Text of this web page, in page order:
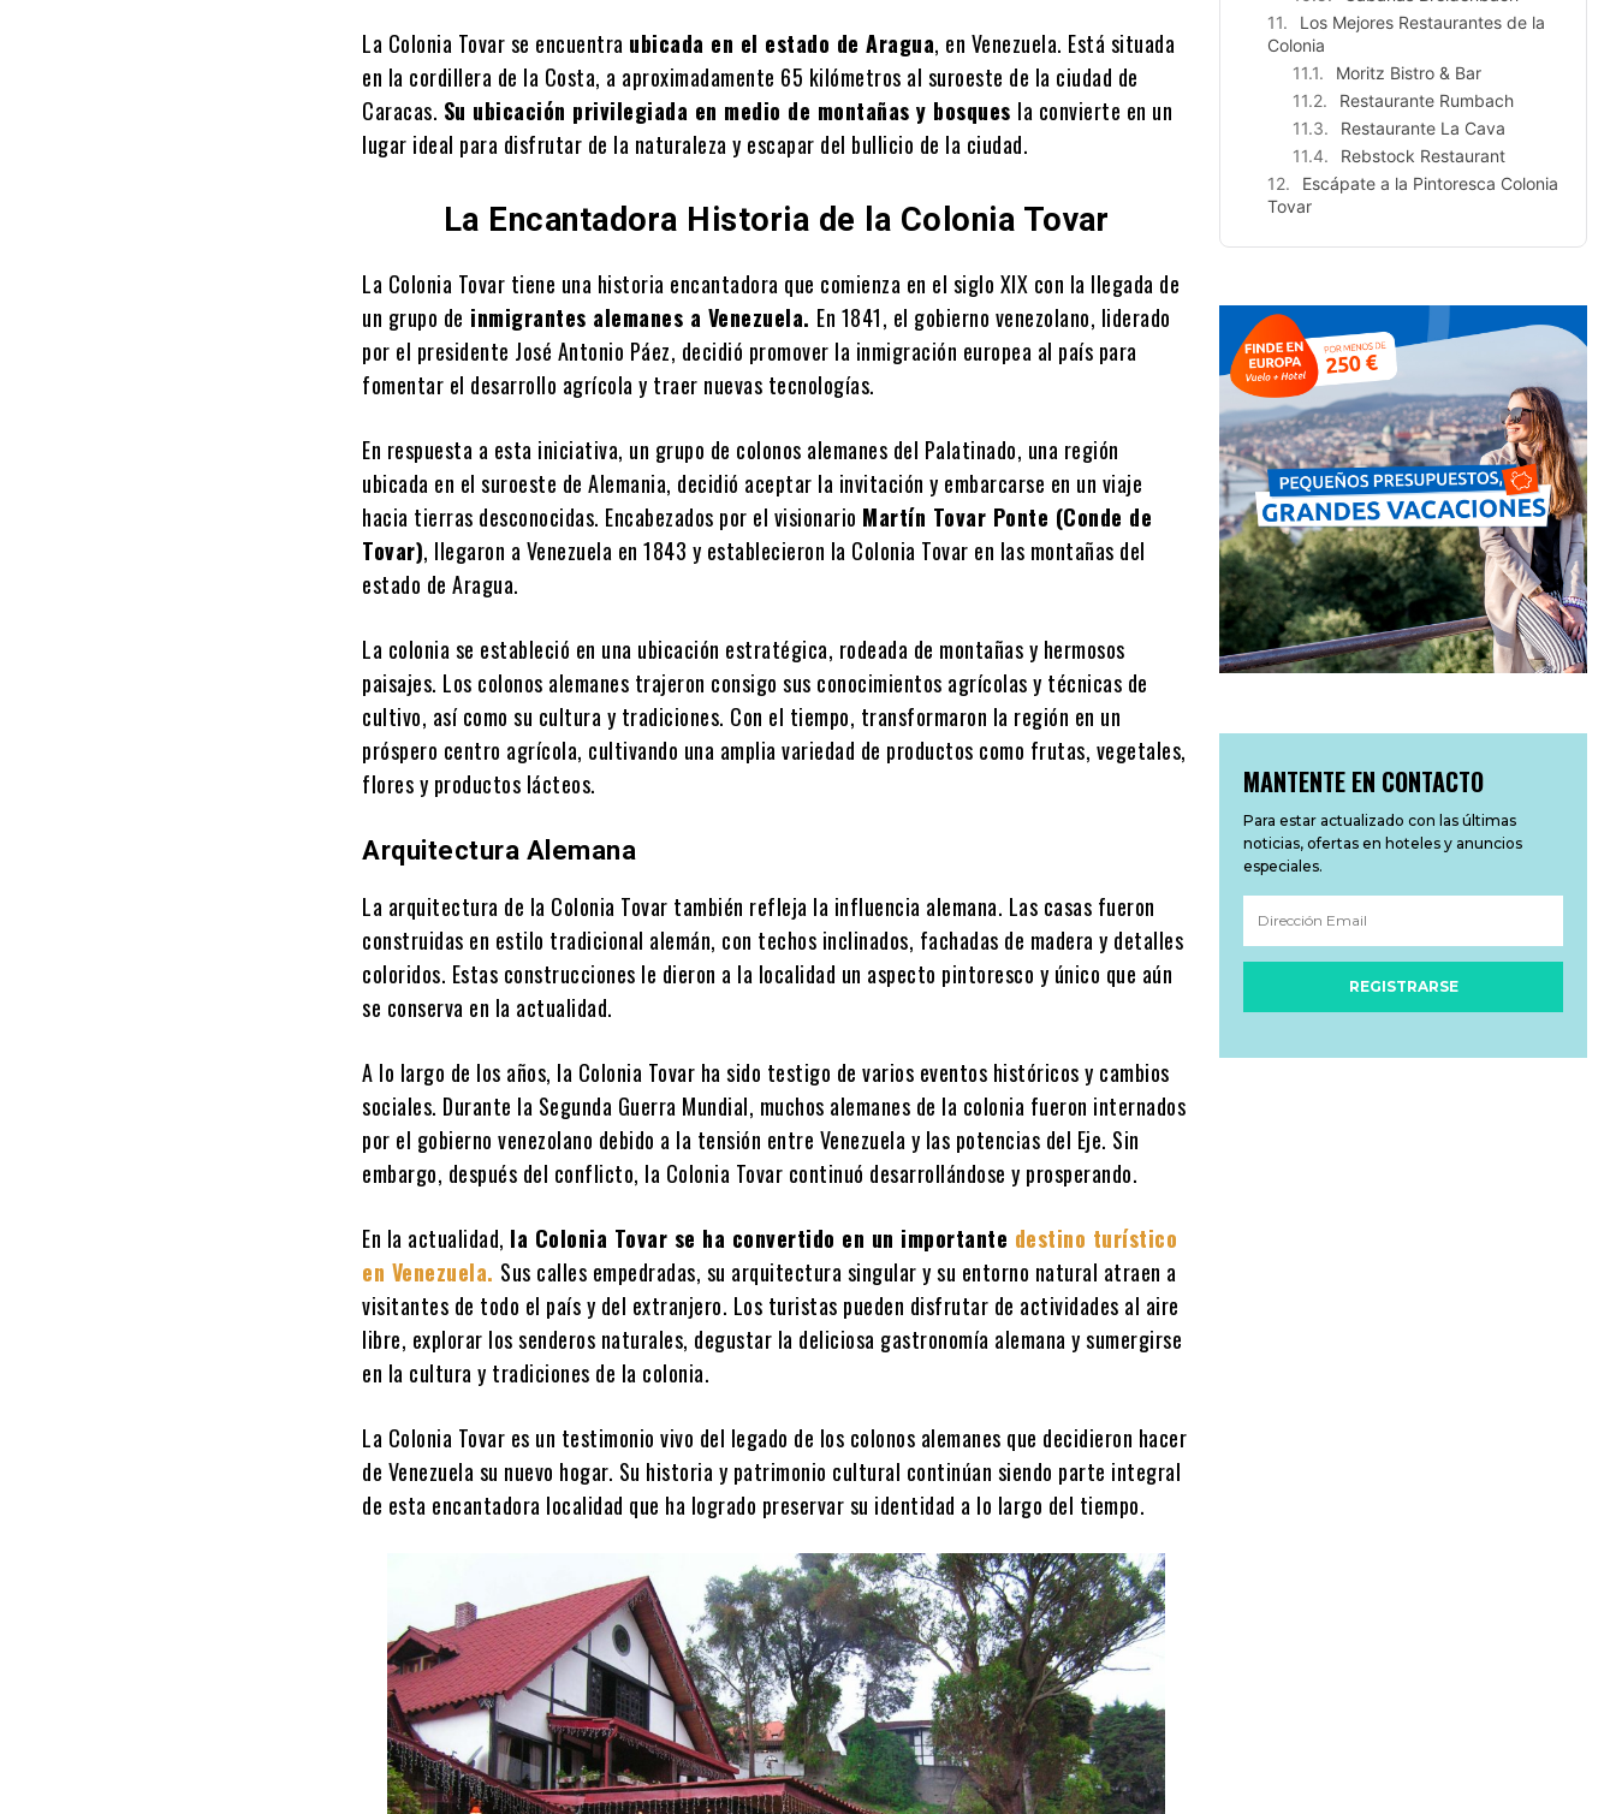
La Colonia Tovar se encuentra ubicada en el estado de Aragua, en Venezuela. Está situada
en la cordillera de la Costa, a aproximadamente 65 kilómetros al suroeste de la ciudad de
Caracas. Su ubicación privilegiada en medio de montañas y bosques la convierte en un
lugar ideal para disfrutar de la naturaleza y escapar del bullicio de la ciudad.
La Encantadora Historia de la Colonia Tovar
La Colonia Tovar tiene una historia encantadora que comienza en el siglo XIX con la llegada de
un grupo de inmigrantes alemanes a Venezuela. En 1841, el gobierno venezolano, liderado
por el presidente José Antonio Páez, decidió promover la inmigración europea al país para
fomentar el desarrollo agrícola y traer nuevas tecnologías.
En respuesta a esta iniciativa, un grupo de colonos alemanes del Palatinado, una región
ubicada en el suroeste de Alemania, decidió aceptar la invitación y embarcarse en un viaje
hacia tierras desconocidas. Encabezados por el visionario Martín Tovar Ponte (Conde de
Tovar), llegaron a Venezuela en 1843 y establecieron la Colonia Tovar en las montañas del
estado de Aragua.
La colonia se estableció en una ubicación estratégica, rodeada de montañas y hermosos
paisajes. Los colonos alemanes trajeron consigo sus conocimientos agrícolas y técnicas de
cultivo, así como su cultura y tradiciones. Con el tiempo, transformaron la región en un
próspero centro agrícola, cultivando una amplia variedad de productos como frutas, vegetales,
flores y productos lácteos.
Arquitectura Alemana
La arquitectura de la Colonia Tovar también refleja la influencia alemana. Las casas fueron
construidas en estilo tradicional alemán, con techos inclinados, fachadas de madera y detalles
coloridos. Estas construcciones le dieron a la localidad un aspecto pintoresco y único que aún
se conserva en la actualidad.
A lo largo de los años, la Colonia Tovar ha sido testigo de varios eventos históricos y cambios
sociales. Durante la Segunda Guerra Mundial, muchos alemanes de la colonia fueron internados
por el gobierno venezolano debido a la tensión entre Venezuela y las potencias del Eje. Sin
embargo, después del conflicto, la Colonia Tovar continuó desarrollándose y prosperando.
En la actualidad, la Colonia Tovar se ha convertido en un importante destino turístico
en Venezuela. Sus calles empedradas, su arquitectura singular y su entorno natural atraen a
visitantes de todo el país y del extranjero. Los turistas pueden disfrutar de actividades al aire
libre, explorar los senderos naturales, degustar la deliciosa gastronomía alemana y sumergirse
en la cultura y tradiciones de la colonia.
La Colonia Tovar es un testimonio vivo del legado de los colonos alemanes que decidieron hacer
de Venezuela su nuevo hogar. Su historia y patrimonio cultural continúan siendo parte integral
de esta encantadora localidad que ha logrado preservar su identidad a lo largo del tiempo.
Los Mejores Restaurantes de la
Colonia
Moritz Bistro & Bar
Restaurante Rumbach
Restaurante La Cava
Rebstock Restaurant
Escápate a la Pintoresca Colonia
Tovar
MANTENTE EN CONTACTO
Para estar actualizado con las últimas
noticias, ofertas en hoteles y anuncios
especiales.
REGISTRARSE